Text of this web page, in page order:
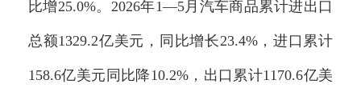
比增25.0%。2026年1—5月汽车商品累计进出口
总额1329.2亿美元，同比增长23.4%，进口累计
158.6亿美元同比降10.2%，出口累计1170.6亿美